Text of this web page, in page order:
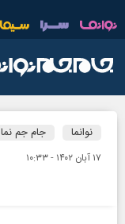
نوانما جام جم نما
۱۷ آبان ۱۴۰۲ - ۱۰:۳۳